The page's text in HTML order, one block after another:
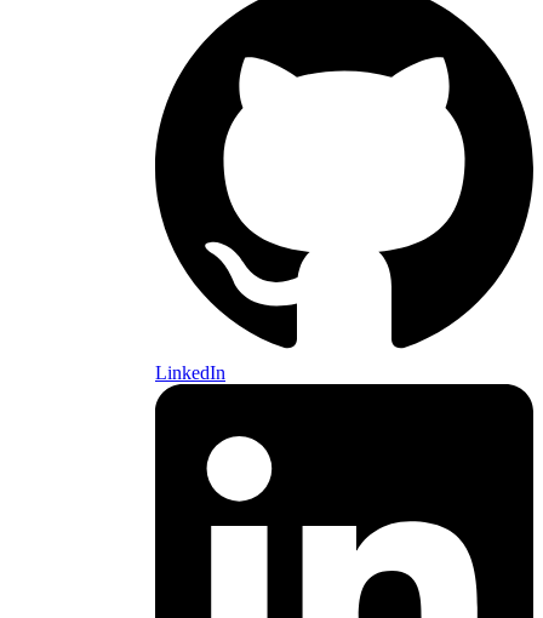
LinkedIn